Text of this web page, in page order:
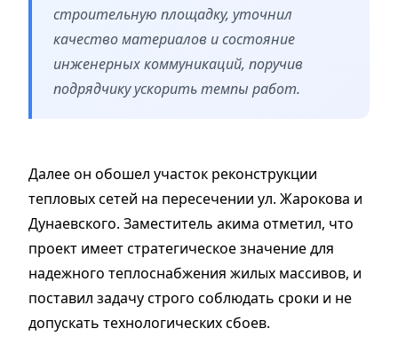
строительную площадку, уточнил
качество материалов и состояние
инженерных коммуникаций, поручив
подрядчику ускорить темпы работ.
Далее он обошел участок реконструкции
тепловых сетей на пересечении ул. Жарокова и
Дунаевского. Заместитель акима отметил, что
проект имеет стратегическое значение для
надежного теплоснабжения жилых массивов, и
поставил задачу строго соблюдать сроки и не
допускать технологических сбоев.